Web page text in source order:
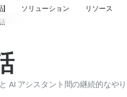
] ソリューション リソース
AI アシスタント間の継続的なや